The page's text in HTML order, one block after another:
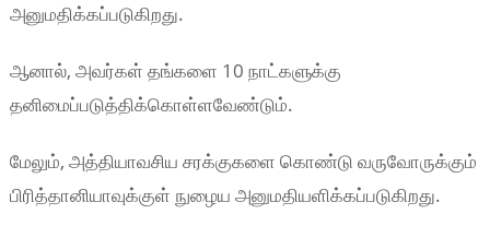
அனுமதிக்கப்படுகிறது.
ஆனால், அவர்கள் தங்களை 10 நாட்களுக்கு
தனிமைப்படுத்திக்கொள்ளவேண்டும்.
மேலும், அத்தியாவசிய சரக்குகளை கொண்டு வருவோருக்கும்
பிரித்தானியாவுக்குள் நுழைய அனுமதியளிக்கப்படுகிறது.